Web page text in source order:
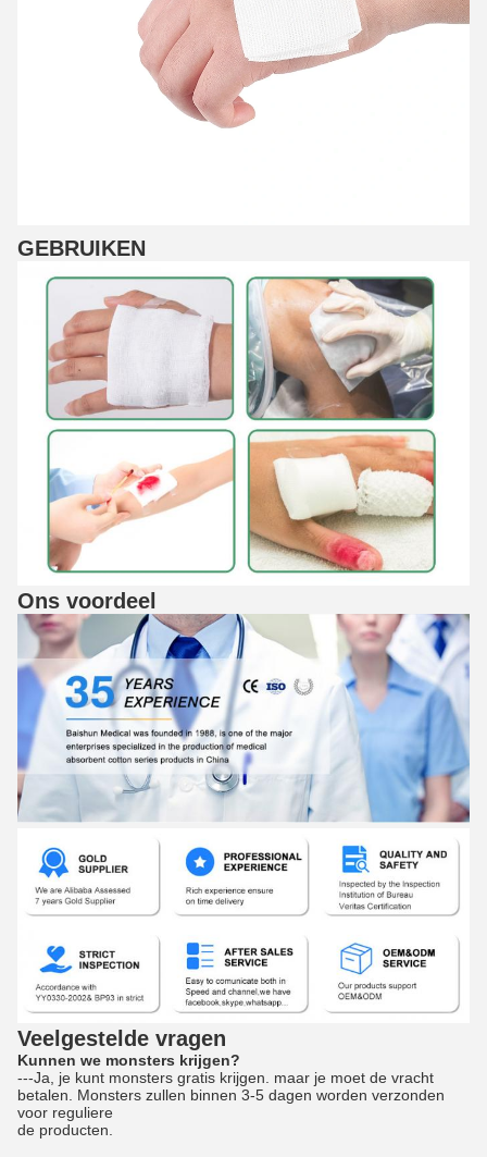
GEBRUIKEN
Ons voordeel
Veelgestelde vragen
Kunnen we monsters krijgen?
---Ja, je kunt monsters gratis krijgen. maar je moet de vracht
betalen. Monsters zullen binnen 3-5 dagen worden verzonden
voor reguliere
de producten.